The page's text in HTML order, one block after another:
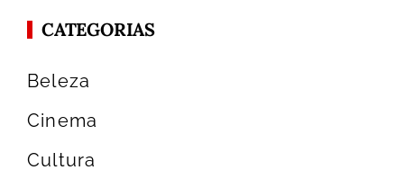
CATEGORIAS
Beleza
Cinema
Cultura